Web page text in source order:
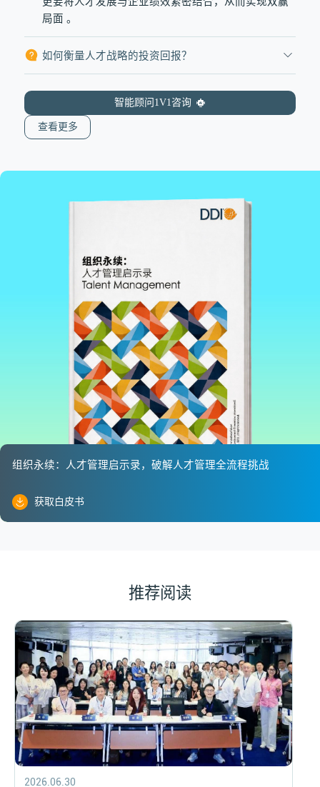
局面 。
如何衡量人才战略的投资回报？
智能顾问1V1咨询
查看更多
组织永续：人才管理启示录，破解人才管理全流程挑战
获取白皮书
推荐阅读
2026.02.26
企业转型五大关键阶段，领导者如何跨越？
2026.02.26